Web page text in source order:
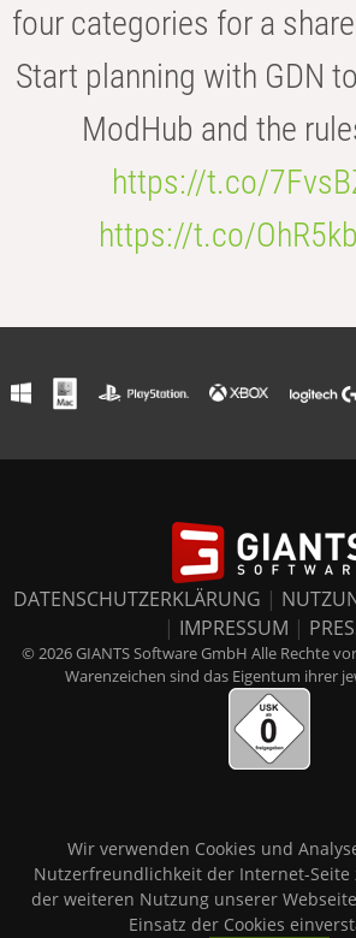
four categories for a
Start planning with GDN
ModHub and the
https://t.co/
https://t.co/
DATENSCHUTZERKLÄRUNG |
| IMPRESSUM |
© 2026 GIANTS Software GmbH Alle Rechte
Warenzeichen sind das Eigentum ihrer
Wir verwenden Cookies und
Nutzerfreundlichkeit der Internet-Seite
der weiteren Nutzung unserer
Einsatz der Cookies